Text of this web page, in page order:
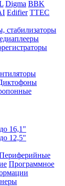
Digma BBK
Edifier TTEC
стабилизаторы
16,1"
12,5"
Программное